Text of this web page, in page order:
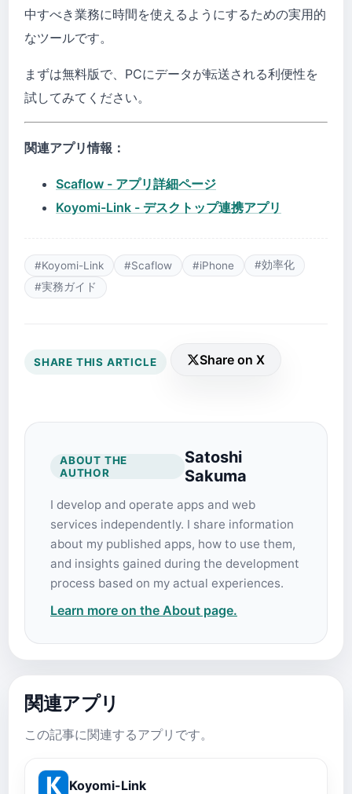
中すべき業務に時間を使えるようにするための実用的
なツールです。
まずは無料版で、PCにデータが転送される利便性を
試してみてください。
関連アプリ情報：
Scaflow - アプリ詳細ページ
Koyomi-Link - デスクトップ連携アプリ
#Koyomi-Link #Scaflow #iPhone
#効率化
#実務ガイド
SHARE THIS ARTICLE Share on X
ABOUT THE
AUTHOR
Satoshi
Sakuma
I develop and operate apps and web
services independently. I share information
about my published apps, how to use them,
and insights gained during the development
process based on my actual experiences.
Learn more on the About page.
関連アプリ
この記事に関連するアプリです。
Koyomi-Link